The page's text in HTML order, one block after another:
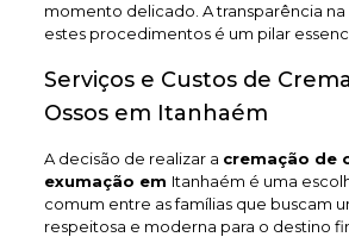
momento delicado. A transparência
estes procedimentos é um pilar
Serviços e Custos de
Ossos em Itanhaém
A decisão de realizar a cremação de
exumação em Itanhaém é uma
comum entre as famílias que buscam
respeitosa e moderna para o destino